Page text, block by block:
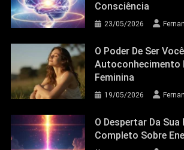
Consciência
23/05/2026
O Poder De Ser
Autoconhecimento
Feminina
19/05/2026
O Despertar Da Sua
Completo Sobre